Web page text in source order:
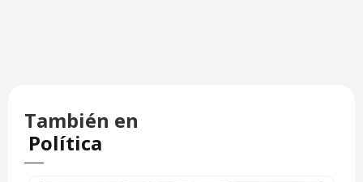
También en
Política